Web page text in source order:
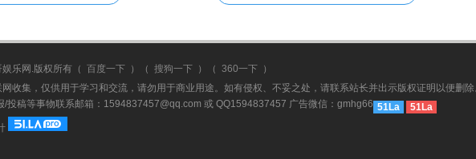
乐网.版权所有（ 百度一下 ）（ 搜狗一下 ）（ 360一下 ）
收集，仅供用于学习和交流，请勿用于商业用途。如有侵权、不妥之处，请联系站长并出示版权证明以便删除
/投稿等事物联系邮箱：1594837457@qq.com 或 QQ1594837457 广告微信：gmhg66 51La
51La